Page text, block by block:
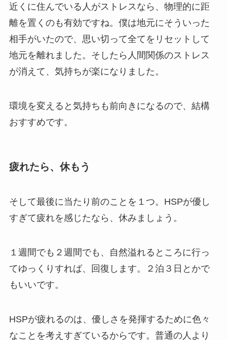
近くに住んでいる人がストレスなら、物理的に距
離を置くのも有効ですね。僕は地元にそういった
相手がいたので、思い切って全てをリセットして
地元を離れました。そしたら人間関係のストレス
が消えて、気持ちが楽になりました。
環境を変えると気持ちも前向きになるので、結構
おすすめです。
疲れたら、休もう
そして最後に当たり前のことを１つ。HSPが優し
すぎて疲れを感じたなら、休みましょう。
１週間でも２週間でも、自然溢れるところに行っ
てゆっくりすれば、回復します。２泊３日とかで
もいいです。
HSPが疲れるのは、優しさを発揮するために色々
なことを考えすぎているからです。普通の人より